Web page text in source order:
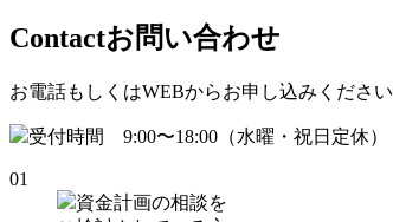
Contactお問い合わせ
お電話もしくはWEBからお申し込みください
受付時間 9:00〜18:00（水曜・祝日定休）
01
資金計画の相談を